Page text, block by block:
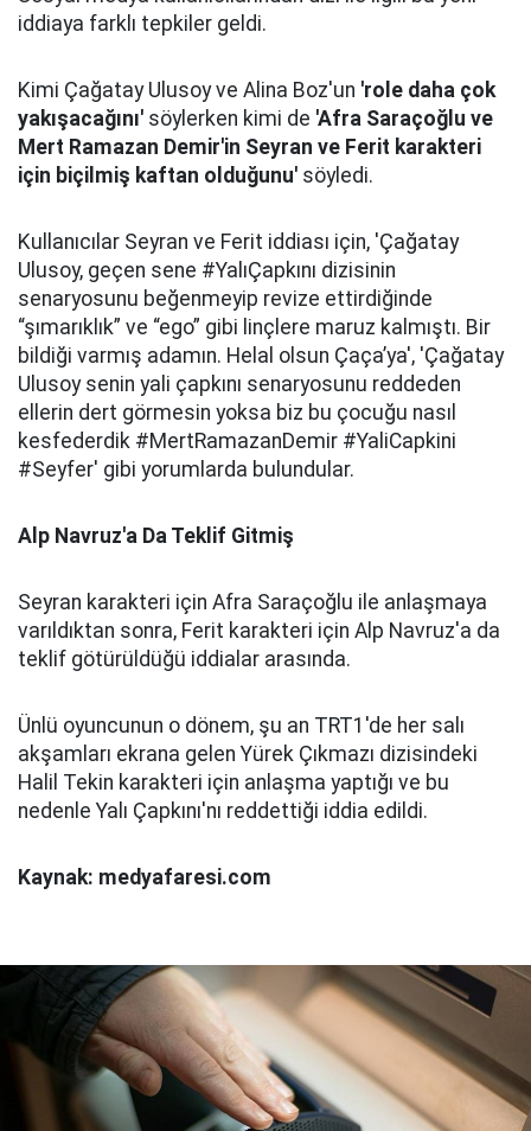
iddiaya farklı tepkiler geldi.
Kimi Çağatay Ulusoy ve Alina Boz'un 'role daha çok
yakışacağını' söylerken kimi de 'Afra Saraçoğlu ve
Mert Ramazan Demir'in Seyran ve Ferit karakteri
için biçilmiş kaftan olduğunu' söyledi.
Kullanıcılar Seyran ve Ferit iddiası için, 'Çağatay
Ulusoy, geçen sene #YalıÇapkını dizisinin
senaryosunu beğenmeyip revize ettirdiğinde
“şımarıklık” ve “ego” gibi linçlere maruz kalmıştı. Bir
bildiği varmış adamın. Helal olsun Çaça’ya', 'Çağatay
Ulusoy senin yali çapkını senaryosunu reddeden
ellerin dert görmesin yoksa biz bu çocuğu nasıl
kesfederdik #MertRamazanDemir #YaliCapkini
#Seyfer' gibi yorumlarda bulundular.
Alp Navruz'a Da Teklif Gitmiş
Seyran karakteri için Afra Saraçoğlu ile anlaşmaya
varıldıktan sonra, Ferit karakteri için Alp Navruz'a da
teklif götürüldüğü iddialar arasında.
Ünlü oyuncunun o dönem, şu an TRT1'de her salı
akşamları ekrana gelen Yürek Çıkmazı dizisindeki
Halil Tekin karakteri için anlaşma yaptığı ve bu
nedenle Yalı Çapkını'nı reddettiği iddia edildi.
Kaynak: medyafaresi.com